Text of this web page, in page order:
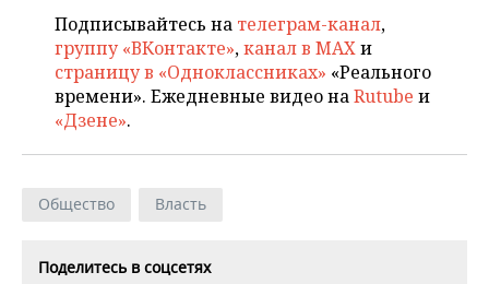
Подписывайтесь на телеграм-канал,
группу «ВКонтакте»,канал в MAXи
страницу в «Одноклассниках» «Реального
времени». Ежедневные видео наRutube и
«Дзене».
Общество Власть
Поделитесь в соцсетях